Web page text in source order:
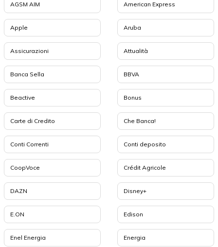
AGSM AIM American Express
Apple Aruba
Assicurazioni Attualità
Banca Sella BBVA
Beactive Bonus
Carte di Credito Che Banca!
Conti Correnti Conti deposito
CoopVoce Crédit Agricole
DAZN Disney+
E.ON Edison
Enel Energia Energia